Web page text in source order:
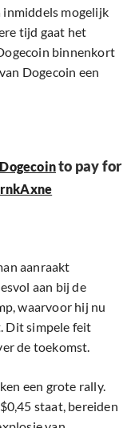
inmiddels mogelijk
tijd gaat het
binnenkort
Dogecoin een
to pay for
aanraakt
aan bij de
waarvoor hij nu
Dit simpele feit
de toekomst.
een grote rally.
staat, bereiden